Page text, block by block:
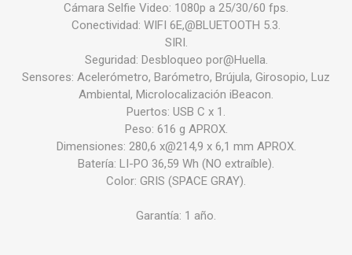
Cámara Selfie Video: 1080p a 25/30/60 fps.
Conectividad: WIFI 6E,@BLUETOOTH 5.3.
SIRI.
Seguridad: Desbloqueo por@Huella.
Sensores: Acelerómetro, Barómetro, Brújula, Girosopio, Luz
Ambiental, Microlocalización iBeacon.
Puertos: USB C x 1.
Peso: 616 g APROX.
Dimensiones: 280,6 x@214,9 x 6,1 mm APROX.
Batería: LI-PO 36,59 Wh (NO extraíble).
Color: GRIS (SPACE GRAY).
Garantía: 1 año.